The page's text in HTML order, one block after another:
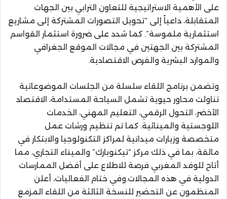
على الأهمية الاستراتيجية للتعاون الترابي بين الجهات
المتقابلة، داعياً إلى “تحويل التصورات المشتركة إلى مشاريع
استثمارية ملموسة”. كما شدد على ضرورة استثمار القواسم
المشتركة بين الجهتين في مجالات الموقع الجغرافي
والموارد البشرية والفرص الاقتصادية.
وتضمن برنامج اللقاء سلسلة من الجلسات الموضوعاتية
تناولت محاور حيوية تشمل السياحة المستدامة، الاقتصاد
الأخضر، التحول الرقمي، التعليم المهني، الخدمات
اللوجستية والمينائية. كما تم تنظيم ورشات عمل
متخصصة وزيارات ميدانية لمراكز التكنولوجيا والابتكار في
مالقة، بما في ذلك مركز “تيكنوبارك” والميناء التجاري، مما
أتاح للوفد المغربي فرصة للاطلاع على أفضل الممارسات
الدولية في هذه المجالات.وفي ختام الفعاليات، أعلن
المنظمون عن التحضير للنسخة الثالثة من اللقاء المزمع